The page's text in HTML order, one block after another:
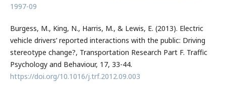
1997-09
Burgess, M., King, N., Harris, M., & Lewis, E. (2013). Electric
vehicle drivers’ reported interactions with the public: Driving
stereotype change?, Transportation Research Part F. Traffic
Psychology and Behaviour, 17, 33-44.
https://doi.org/10.1016/j.trf.2012.09.003